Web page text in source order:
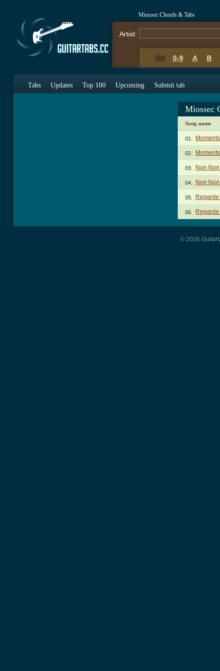
Miossec Chords & Tabs
Artist:
0-9 A B
Tabs Updates Top 100 Upcoming Submit tab
Miossec
Song name
01.
02.
03. Non
04. Non
05.
06.
© 2026